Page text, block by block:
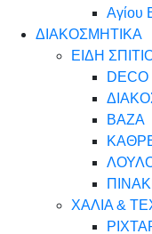
Αγίου
ΔΙΑΚΟΣΜΗΤΙΚΑ
ΕΙΔΗ
DECO
ΒΑΖΑ
ΧΑΛΙΑ &